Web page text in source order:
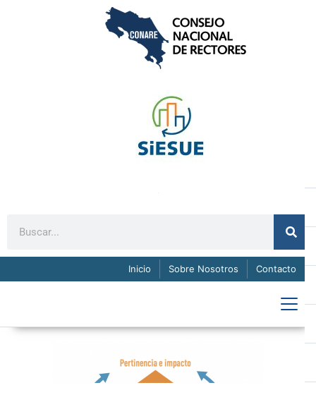
Inicio Sobre Nosotros Contacto